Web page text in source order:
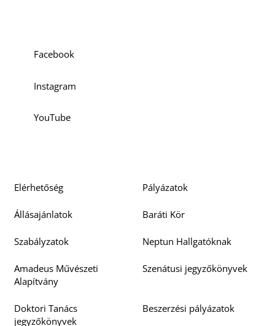
Facebook
Instagram
YouTube
Elérhetőség Pályázatok
Állásajánlatok Baráti Kör
Szabályzatok Neptun Hallgatóknak
Amadeus Művészeti
Alapítvány
Szenátusi jegyzőkönyvek
Doktori Tanács
jegyzőkönyvek
Beszerzési pályázatok